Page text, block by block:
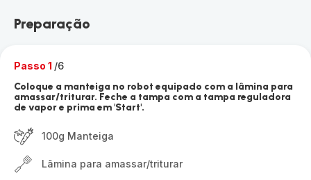
Preparação
Passo 1 /6
Coloque a manteiga no robot equipado com a lâmina para
amassar/triturar. Feche a tampa com a tampa reguladora
de vapor e prima em 'Start'.
100g Manteiga
Lâmina para amassar/triturar